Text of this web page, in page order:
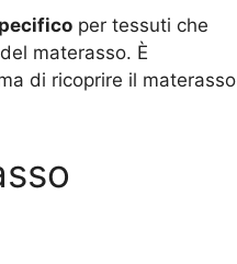
per tessuti che
materasso. È
di ricoprire il materasso